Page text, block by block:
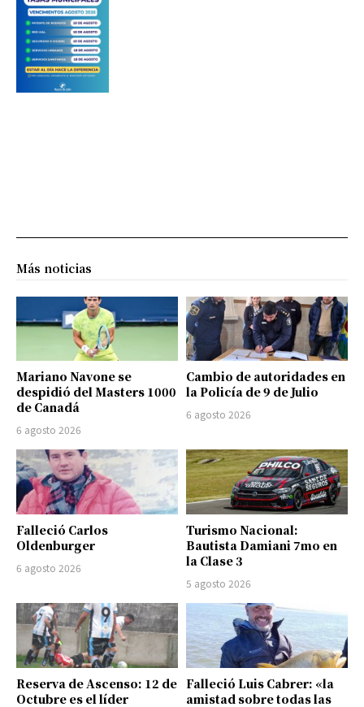
Más noticias
Mariano Navone se
despidió del Masters 1000
de Canadá
6 agosto 2026
Cambio de autoridades en
la Policía de 9 de Julio
6 agosto 2026
Falleció Carlos
Oldenburger
6 agosto 2026
Turismo Nacional:
Bautista Damiani 7mo en
la Clase 3
5 agosto 2026
Reserva de Ascenso: 12 de
Octubre es el líder
Falleció Luis Cabrer: «la
amistad sobre todas las